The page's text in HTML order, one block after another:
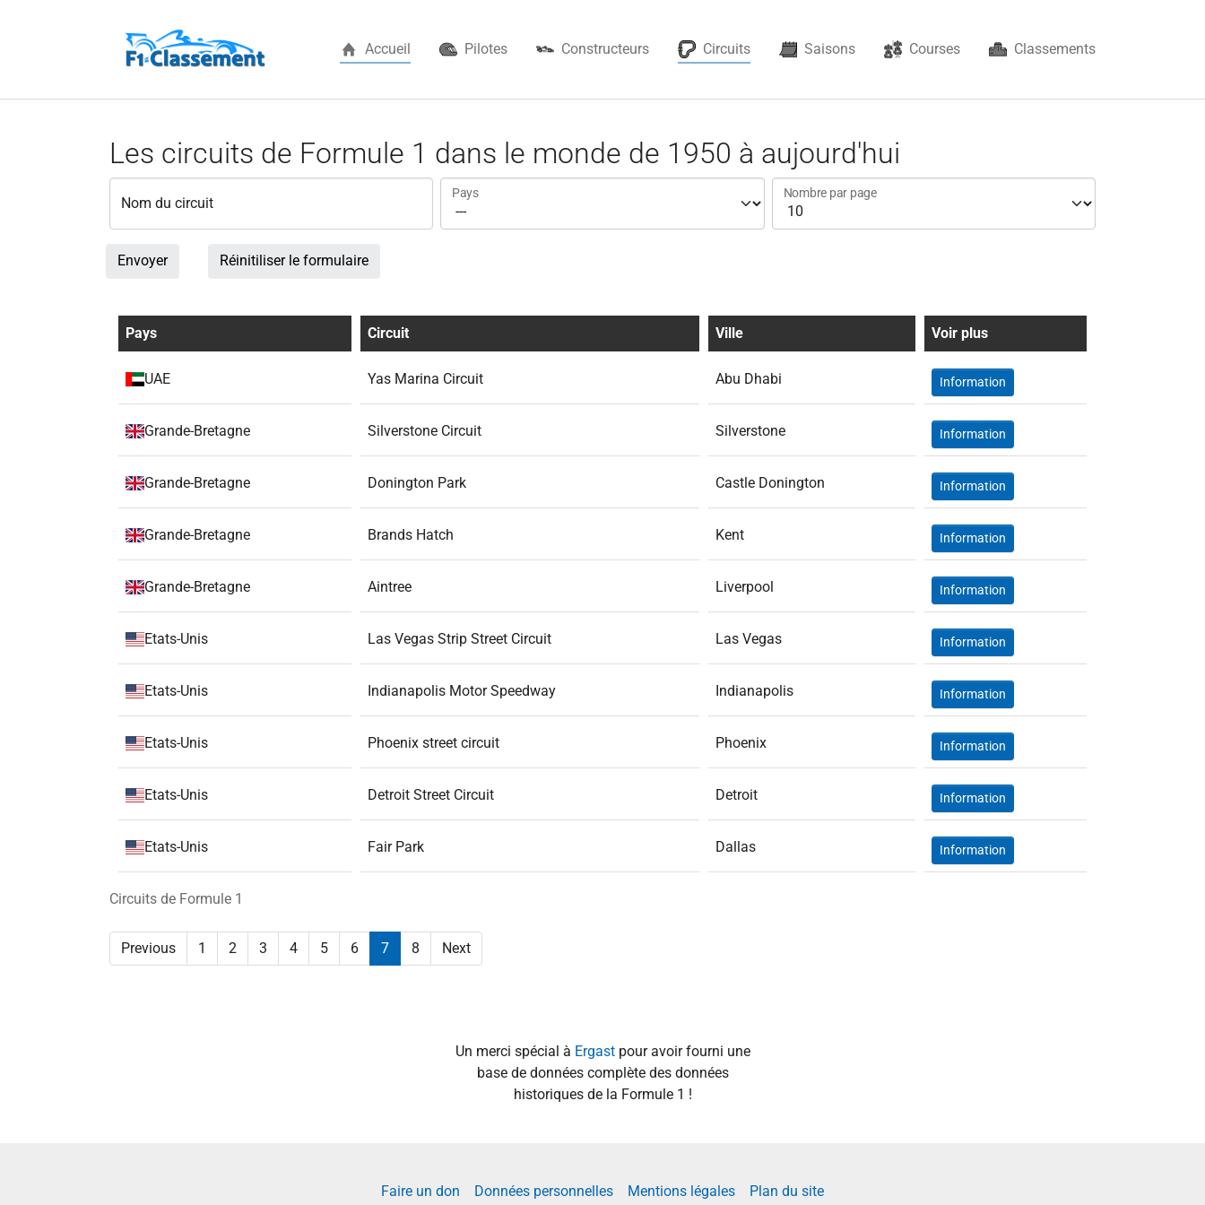
Accueil Pilotes Constructeurs Circuits(current) Saisons Courses Classements
Les circuits de Formule 1 dans le monde de 1950 à aujourd'hui
Nom du circuit
Pays Nombre par page
Envoyer Réinitiliser le formulaire
Circuits de Formule 1
Pays Circuit Ville Voir plus
UAE Yas Marina Circuit Abu Dhabi Information
Grande-Bretagne Silverstone Circuit Silverstone Information
Grande-Bretagne Donington Park Castle Donington Information
Grande-Bretagne Brands Hatch Kent Information
Grande-Bretagne Aintree Liverpool Information
Etats-Unis Las Vegas Strip Street Circuit Las Vegas Information
Etats-Unis Indianapolis Motor Speedway Indianapolis Information
Etats-Unis Phoenix street circuit Phoenix Information
Etats-Unis Detroit Street Circuit Detroit Information
Etats-Unis Fair Park Dallas Information
Previous 1 2 3 4 5 6 7 8 Next
Un merci spécial à Ergast pour avoir fourni une
base de données complète des données
historiques de la Formule 1 !
Faire un don Données personnelles Mentions légales Plan du site